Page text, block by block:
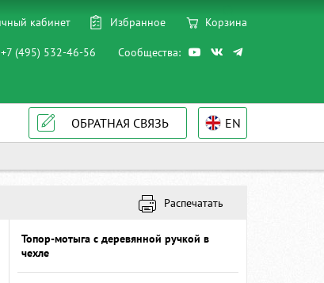
кабинет Избранное Корзина
+7 (495) 532-46-56 Сообщества:
ОБРАТНАЯ СВЯЗЬ EN
Распечатать
Топор-мотыга c деревянной ручкой в
чехле